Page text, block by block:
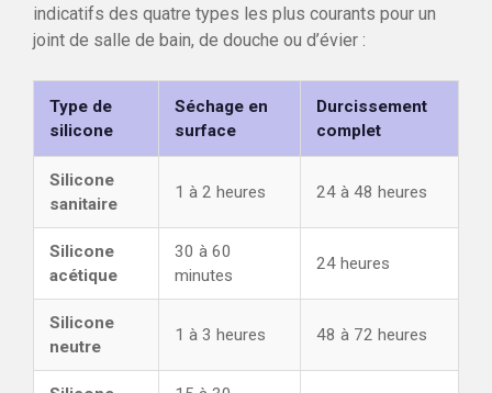
indicatifs des quatre types les plus courants pour un
joint de salle de bain, de douche ou d’évier :
Type de
silicone
Séchage en
surface
Durcissement
complet
Silicone
sanitaire
1 à 2 heures 24 à 48 heures
Silicone
acétique
30 à 60
minutes
24 heures
Silicone
neutre
1 à 3 heures 48 à 72 heures